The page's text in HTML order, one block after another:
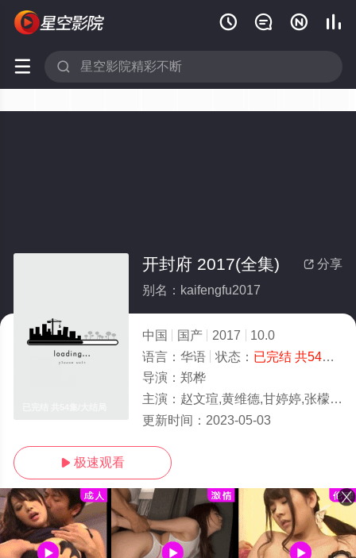
   
 
 分享
开封府 2017(全集)
别名：kaifengfu2017
中国 国产 2017
10.0
语言： 华语 状态： 已完结 共54集
导演： 郑桦
主演： 赵文瑄,黄维德,甘婷婷,张檬,齐奎
更新时间： 2023-05-03
 极速观看